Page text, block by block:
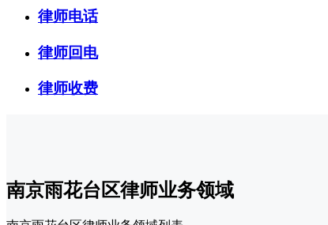
律师电话
律师回电
律师收费
南京雨花台区律师业务领域